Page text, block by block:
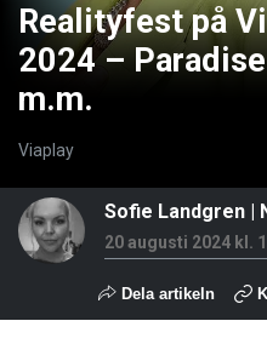
Realityfest på
2024 –
m.m.
Viaplay
Sofie Landgren |
20 augusti 2024 kl.
Dela artikeln